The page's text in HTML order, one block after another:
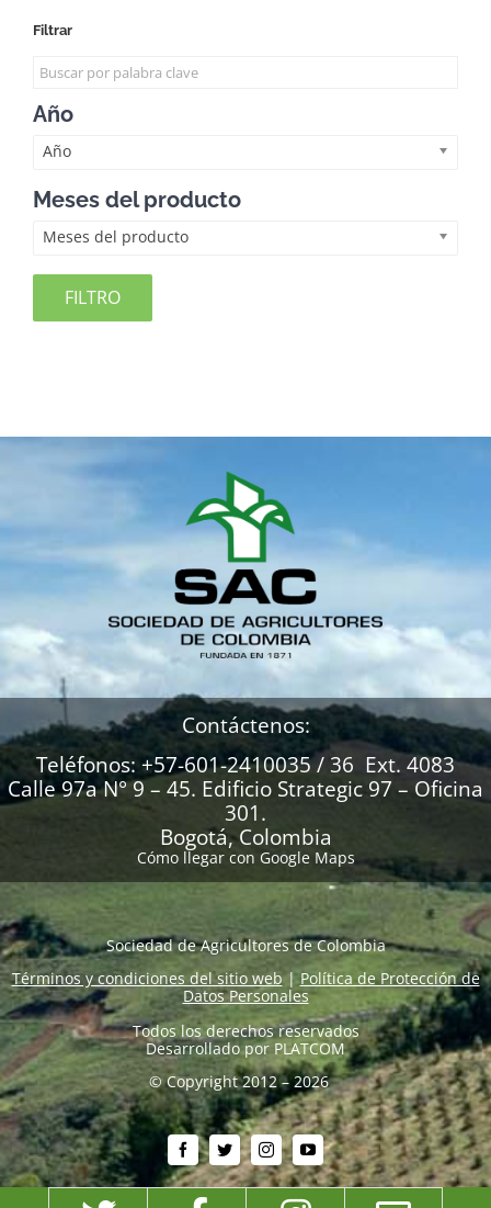
Filtrar
Año
Año
Meses del producto
Meses del producto
FILTRO
Contáctenos:
Teléfonos: +57-601-2410035 / 36 Ext. 4083
Calle 97a N° 9 – 45. Edificio Strategic 97 – Oficina
301.
Bogotá, Colombia
Cómo llegar con Google Maps
Sociedad de Agricultores de Colombia
Términos y condiciones del sitio web|Política de Protección de
Datos Personales
Todos los derechos reservados
Desarrollado por PLATCOM
© Copyright 2012 – 2026